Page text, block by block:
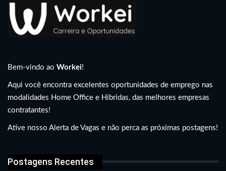
Bem-vindo ao Workei!
Aqui você encontra excelentes oportunidades de emprego nas
modalidades Home Office e Híbridas, das melhores empresas
contratantes!
Ative nosso Alerta de Vagas e não perca as próximas postagens!
Postagens Recentes